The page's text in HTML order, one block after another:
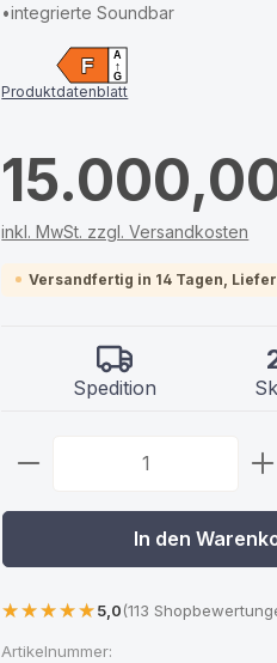
•integrierte Soundbar
A
↑
G
F
Produktdatenblatt
inkl. MwSt. zzgl. Versandkosten
Versandfertig in 14 Tagen,
Spedition
Produkt Anzahl:
In den
5,0(113
Artikelnummer: